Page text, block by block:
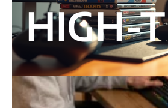
HIGH-
Jeux vidéo : classement
vendus dans le